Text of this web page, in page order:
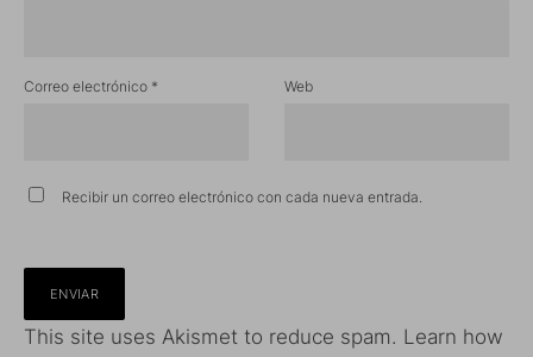
Correo electrónico * Web
Recibir un correo electrónico con cada nueva entrada.
This site uses Akismet to reduce spam. Learn how